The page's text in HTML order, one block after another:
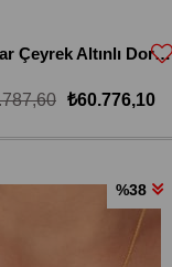
22 Ayar Çeyrek Altınlı Dorika Toplu İtalyan Tasarım Kolye
₺60.776,10
%38